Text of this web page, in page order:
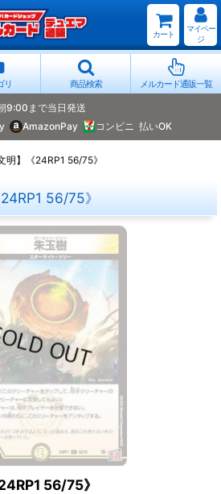
カート
マイペー
ジ
リ 商品検索 メルカード通販一覧
9:00まで当日発送
AmazonPay コンビニ 払いOK
明】《24RP1 56/75》
56/75》
56/75》